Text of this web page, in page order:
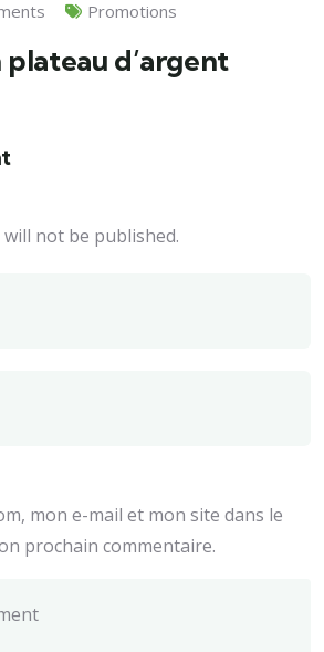
Promotions
plateau d’argent
not be published.
mon e-mail et mon site dans le
prochain commentaire.